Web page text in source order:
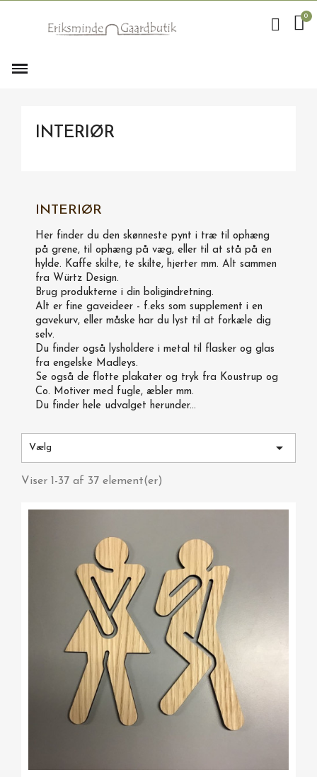
INTERIØR
INTERIØR
Her finder du den skønneste pynt i træ til ophæng
på grene, til ophæng på væg, eller til at stå på en
hylde. Kaffe skilte, te skilte, hjerter mm. Alt sammen
fra Würtz Design.
Brug produkterne i din boligindretning.
Alt er fine gaveideer - f.eks som supplement i en
gavekurv, eller måske har du lyst til at forkæle dig
selv.
Du finder også lysholdere i metal til flasker og glas
fra engelske Madleys.
Se også de flotte plakater og tryk fra Koustrup og
Co. Motiver med fugle, æbler mm.
Du finder hele udvalget herunder...
Vælg 
Viser 1-37 af 37 element(er)